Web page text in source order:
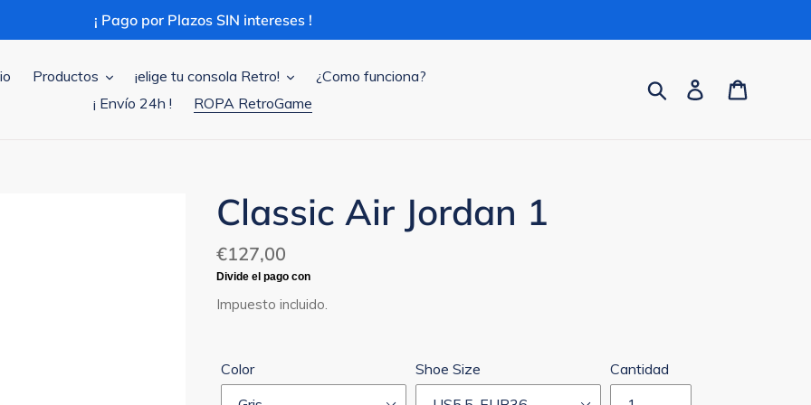
¡ Pago por Plazos SIN intereses !
Productos ¡elige tu consola Retro!
¿Como funciona?
¡ Envío 24h !
ROPA RetroGame
Buscar Ingresar
Classic Air Jordan 1
Precio
habitual
€127,00
Impuesto incluido.
Color Shoe Size Cantidad